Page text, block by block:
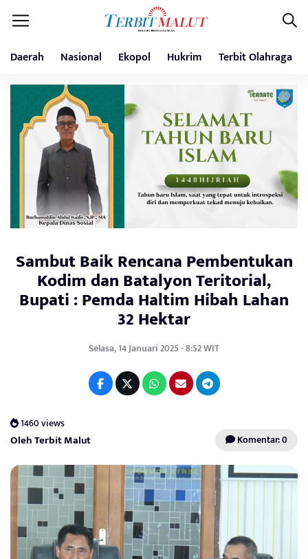
Daerah Nasional Ekopol Hukrim Terbit Olahraga
Sambut Baik Rencana Pembentukan
Kodim dan Batalyon Teritorial,
Bupati : Pemda Haltim Hibah Lahan
32 Hektar
Selasa, 14 Januari 2025 - 8:52 WIT
1460 views
Oleh Terbit Malut Komentar: 0